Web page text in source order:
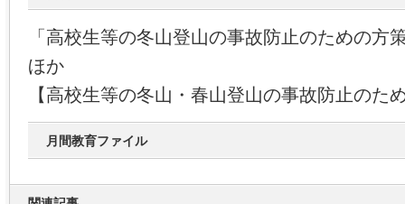
「高校生等の冬山登山の事故防止のための方
ほか
【高校生等の冬山・春山登山の事故防止のた
月間教育ファイル